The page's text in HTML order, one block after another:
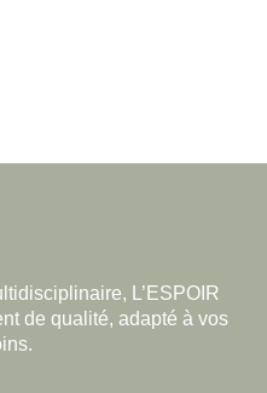
L’ESPOIR
de qualité, adapté à vos